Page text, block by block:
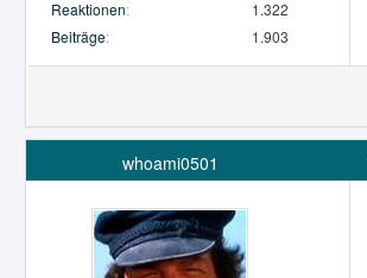
Reaktionen
1.322
Beiträge
1.903
whoami0501